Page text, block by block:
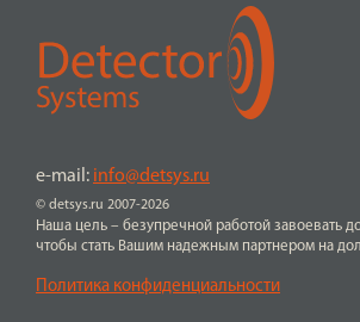
© detsys.ru 2007-2026
e-mail: info@detsys.ru
Наша цель – безупречной работой завоевать
чтобы стать Вашим надежным партнером на
Политика конфиденциальности